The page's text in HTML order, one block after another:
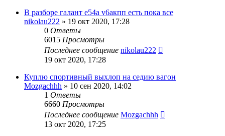
В разборе галант е54а v6акпп есть пока все
nikolau222 » 19 окт 2020, 17:28
0 Ответы
6015 Просмотры
Последнее сообщение nikolau222
19 окт 2020, 17:28
Куплю спортивный выхлоп на седию вагон
Mozgachhh » 10 сен 2020, 14:02
1 Ответы
6660 Просмотры
Последнее сообщение Mozgachhh
13 окт 2020, 17:25